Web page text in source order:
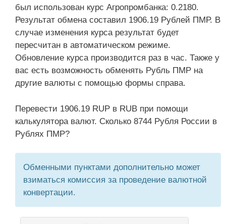
был использован курс Агропромбанка: 0.2180.
Результат обмена составил 1906.19 Рублей ПМР. В
случае изменения курса результат будет
пересчитан в автоматическом режиме.
Обновление курса производится раз в час. Также у
вас есть возможность обменять Рубль ПМР на
другие валюты с помощью формы справа.
Перевести 1906.19 RUP в RUB при помощи
калькулятора валют. Сколько 8744 Рубля России в
Рублях ПМР?
Обменными пунктами дополнительно может
взиматься комиссия за проведение валютной
конвертации.